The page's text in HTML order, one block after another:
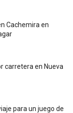
Cachemira en
carretera en Nueva
para un juego de